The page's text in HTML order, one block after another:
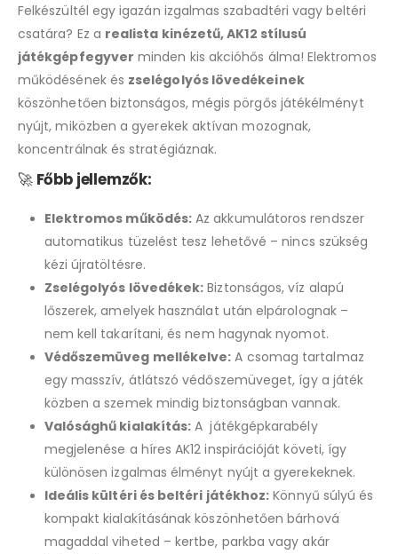
Felkészültél egy igazán izgalmas szabadtéri vagy beltéri
csatára? Ez a realista kinézetű, AK12 stílusú
játékgépfegyver minden kis akcióhős álma! Elektromos
működésének és zselégolyós lövedékeinek
köszönhetően biztonságos, mégis pörgős játékélményt
nyújt, miközben a gyerekek aktívan mozognak,
koncentrálnak és stratégiáznak.
🚀 Főbb jellemzők:
Elektromos működés: Az akkumulátoros rendszer
automatikus tüzelést tesz lehetővé – nincs szükség
kézi újratöltésre.
Zselégolyós lövedékek: Biztonságos, víz alapú
lőszerek, amelyek használat után elpárolognak –
nem kell takarítani, és nem hagynak nyomot.
Védőszemüveg mellékelve: A csomag tartalmaz
egy masszív, átlátszó védőszemüveget, így a játék
közben a szemek mindig biztonságban vannak.
Valósághű kialakítás: A játékgépkarabély
megjelenése a híres AK12 inspirációját követi, így
különösen izgalmas élményt nyújt a gyerekeknek.
Ideális kültéri és beltéri játékhoz: Könnyű súlyú és
kompakt kialakításának köszönhetően bárhová
magaddal viheted – kertbe, parkba vagy akár